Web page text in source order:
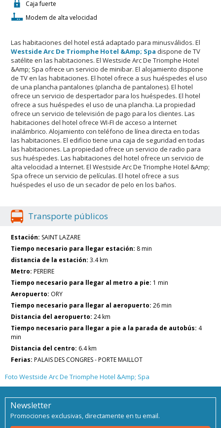
Caja fuerte
Modem de alta velocidad
Las habitaciones del hotel está adaptado para minusválidos. El
Westside Arc De Triomphe Hotel &Amp; Spadispone de TV
satélite en las habitaciones. El Westside Arc De Triomphe Hotel
&Amp; Spa ofrece un servicio de minibar. El alojamiento dispone
de TV en las habitaciones. El hotel ofrece a sus huéspedes el uso
de una plancha pantalones (plancha de pantalones). El hotel
ofrece un servicio de despertador para los huéspedes. El hotel
ofrece a sus huéspedes el uso de una plancha. La propiedad
ofrece un servicio de televisión de pago para los clientes. Las
habitaciones del hotel ofrece WI-FI de acceso a Internet
inalámbrico. Alojamiento con teléfono de línea directa en todas
las habitaciones. El edificio tiene una caja de seguridad en todas
las habitaciones. La propiedad ofrece un servicio de radio para
sus huéspedes. Las habitaciones del hotel ofrece un servicio de
alta velocidad a Internet. El Westside Arc De Triomphe Hotel &Amp;
Spa ofrece un servicio de películas. El hotel ofrece a sus
huéspedes el uso de un secador de pelo en los baños.
Transporte públicos
Estación: SAINT LAZARE
Tiempo necesario para llegar estación: 8 min
distancia de la estación: 3.4 km
Metro: PEREIRE
Tiempo necesario para llegar al metro a pie: 1 min
Aeropuerto: ORY
Tiempo necesario para llegar al aeropuerto: 26 min
Distancia del aeropuerto: 24 km
Tiempo necesario para llegar a pie a la parada de autobús: 4
min
Distancia del centro: 6.4 km
Ferias: PALAIS DES CONGRES - PORTE MAILLOT
Foto Westside Arc De Triomphe Hotel &Amp; Spa
Newsletter
Promociones exclusivas, directamente en tu email.